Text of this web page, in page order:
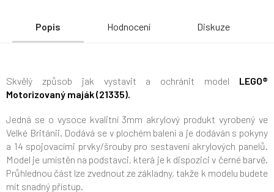
Popis Hodnocení Diskuze
Skvělý způsob jak vystavit a ochránit model LEGO®
Motorizovaný maják (21335).
Jedná se o vysoce kvalitní 3mm akrylový produkt vyrobený ve
Velké Británii. Dodává se v plochém balení a je dodáván s pokyny
a 14 spojovacími prvky/šrouby pro sestavení akrylových panelů.
Model je umístěn na podstavci, která je k dispozici v černé barvě.
Průhlednou část lze zvednout ze základny, takže k modelu budete
mít snadný přístup.